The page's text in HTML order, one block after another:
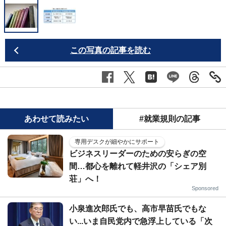
この写真の記事を読む
あわせて読みたい #就業規則の記事
専用デスクが細やかにサポート
ビジネスリーダーのための安らぎの空
間…都心を離れて軽井沢の「シェア別
荘」へ！
Sponsored
小泉進次郎氏でも、高市早苗氏でもな
い...いま自民党内で急浮上している「次